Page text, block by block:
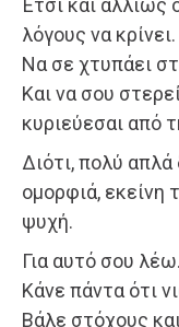
Έτσι και αλλιώς
λόγους να κρίνει.
Να σε χτυπάει
Και να σου
κυριεύεσαι από
Διότι, πολύ απλά
ομορφιά, εκείνη
ψυχή.
Για αυτό σου λέω.
Κάνε πάντα ότι
Βάλε στόχους